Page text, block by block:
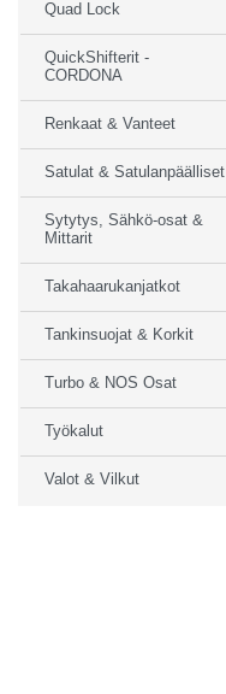
Quad Lock
QuickShifterit -
CORDONA
Renkaat & Vanteet
Satulat & Satulanpäälliset
Sytytys, Sähkö-osat &
Mittarit
Takahaarukanjatkot
Tankinsuojat & Korkit
Turbo & NOS Osat
Työkalut
Valot & Vilkut